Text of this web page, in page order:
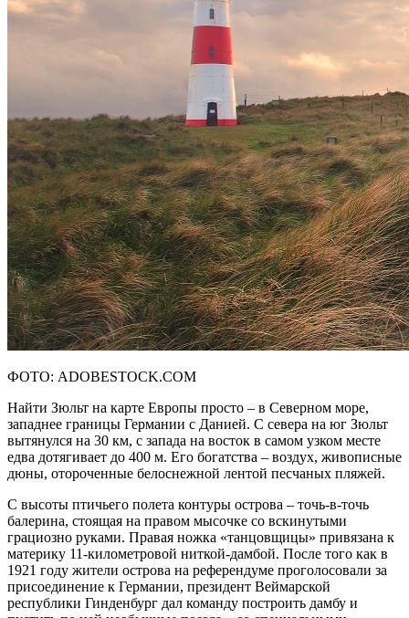
ФОТО: ADOBESTOCK.COM
Найти Зюльт на карте Европы просто – в Северном море,
западнее границы Германии с Данией. С севера на юг Зюльт
вытянулся на 30 км, с запада на восток в самом узком месте
едва дотягивает до 400 м. Его богатства – воздух, живописные
дюны, отороченные белоснежной лентой песчаных пляжей.
С высоты птичьего полета контуры острова – точь-в-точь
балерина, стоящая на правом мысочке со вскинутыми
грациозно руками. Правая ножка «танцовщицы» привязана к
материку 11-километровой ниткой-дамбой. После того как в
1921 году жители острова на референдуме проголосовали за
присоединение к Германии, президент Веймарской
республики Гинденбург дал команду построить дамбу и